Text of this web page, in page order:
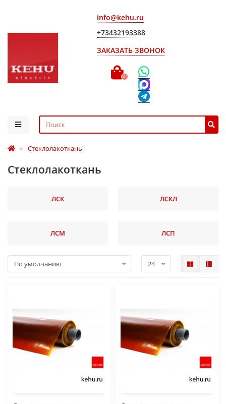
info@kehu.ru
+73432193388
ЗАКАЗАТЬ ЗВОНОК
0
Стеклолакоткань
Стеклолакоткань
ЛСК ЛСКЛ
ЛСМ ЛСП